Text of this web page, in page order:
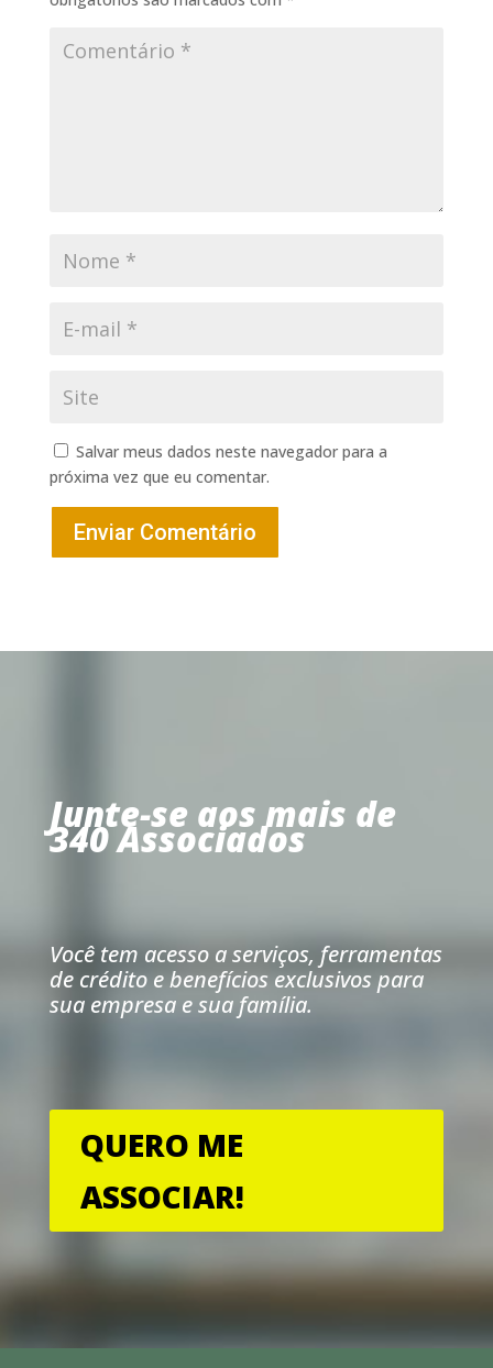
Salvar meus dados neste navegador para a
próxima vez que eu comentar.
Enviar Comentário
Junte-se aos mais de
340 Associados
Você tem acesso a serviços, ferramentas
de crédito e benefícios exclusivos para
sua empresa e sua família.
QUERO ME
ASSOCIAR!